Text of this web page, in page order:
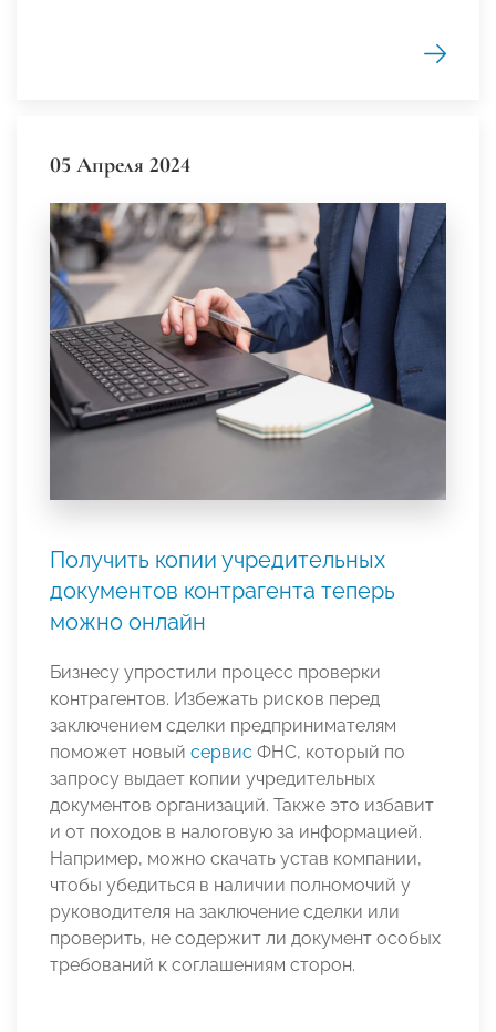
05 Апреля 2024
Получить копии учредительных
документов контрагента теперь
можно онлайн
Бизнесу упростили процесс проверки
контрагентов. Избежать рисков перед
заключением сделки предпринимателям
поможет новый сервис ФНС, который по
запросу выдает копии учредительных
документов организаций. Также это избавит
и от походов в налоговую за информацией.
Например, можно скачать устав компании,
чтобы убедиться в наличии полномочий у
руководителя на заключение сделки или
проверить, не содержит ли документ особых
требований к соглашениям сторон.